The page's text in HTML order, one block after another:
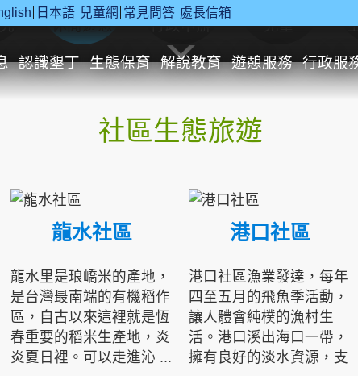
日本語 兒童網 常見問答 處長信箱
認識墾丁 生態保育 解說教育 遊憩服務 行政服
休閒遊憩 行政申辦 兒童
社區生態旅遊
龍水社區
龍水里是琅嶠米的產地，
是台灣最南端的有機稻作
區，自古以來這裡就是恆
春重要的稻米生產地，炎
炎夏日裡。可以走進沁 ...
港口社區
港口社區漁業發達，每年
四至五月的飛魚季活動，
讓人體會純樸的漁村生
活。港口溪出海口一帶，
擁有良好的淡水資源，支